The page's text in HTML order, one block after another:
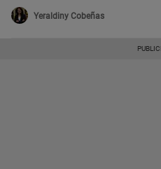
Yeraldiny Cobeñas